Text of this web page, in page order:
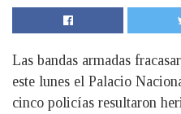
Las bandas armadas
este lunes el Palacio
cinco policías resultaron